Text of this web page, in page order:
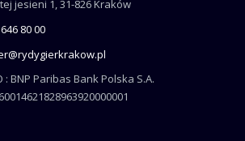
jesieni 1, 31-826 Kraków
80 00
: BNP Paribas Bank Polska S.A.